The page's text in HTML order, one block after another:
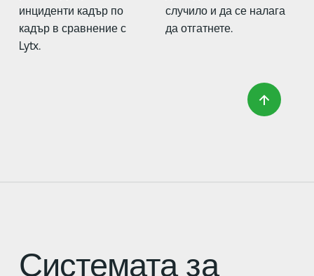
инциденти кадър по
кадър в сравнение с
Lytx.
случило и да се налага
да отгатнете.
Системата за